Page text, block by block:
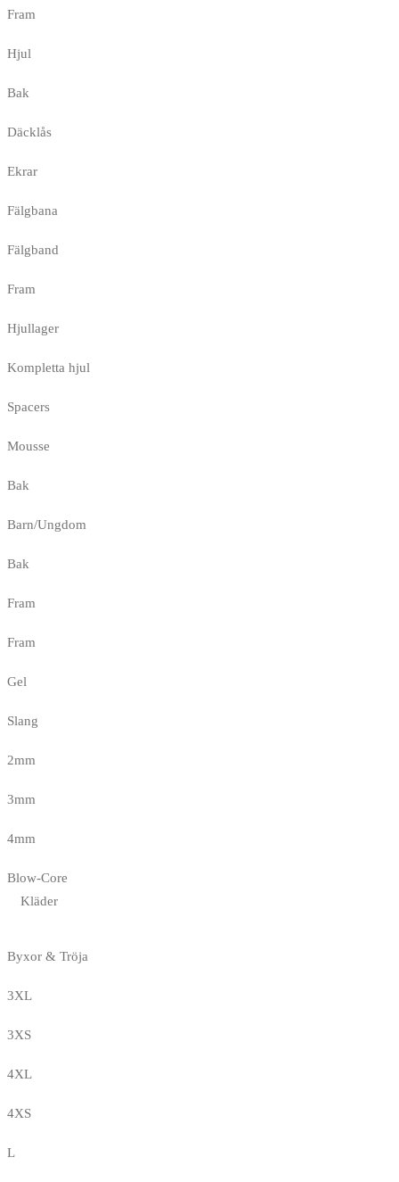
Fram
Hjul
Bak
Däcklås
Ekrar
Fälgbana
Fälgband
Fram
Hjullager
Kompletta hjul
Spacers
Mousse
Bak
Barn/Ungdom
Bak
Fram
Fram
Gel
Slang
2mm
3mm
4mm
Blow-Core
Kläder
Byxor & Tröja
3XL
3XS
4XL
4XS
L